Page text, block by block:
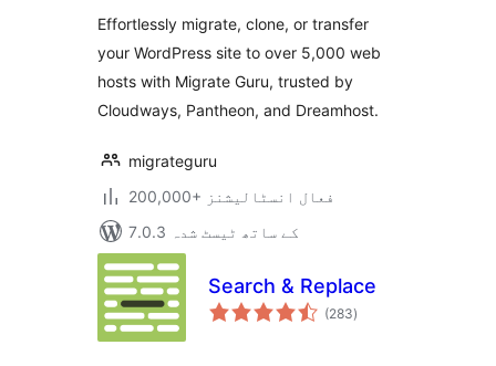
Effortlessly migrate, clone, or transfer
your WordPress site to over 5,000 web
hosts with Migrate Guru, trusted by
Cloudways, Pantheon, and Dreamhost.
migrateguru
200,000+ فعال انسٹالیشنز
7.0.3 کے ساتھ ٹیسٹ شدہ
Search & Replace
(283مجموعی
درجہ
)